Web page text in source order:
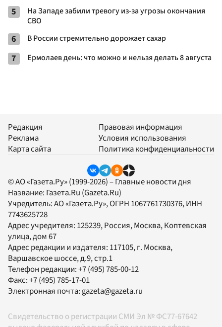
5
На Западе забили тревогу из-за угрозы окончания
СВО
6 В России стремительно дорожает сахар
7 Ермолаев день: что можно и нельзя делать 8 августа
Редакция
Реклама
Карта сайта
Правовая информация
Условия использования
Политика конфиденциальности
© АО «Газета.Ру» (1999-2026) – Главные новости дня
Название: Газета.Ru (Gazeta.Ru)
Учредитель:АО «Газета.Ру», ОГРН 1067761730376, ИНН
7743625728
Адрес учредителя: 125239, Россия, Москва, Коптевская
улица, дом 67
Адрес редакции и издателя: 117105, г. Москва,
Варшавское шоссе, д.9, стр.1
Телефон редакции:+7 (495) 785-00-12
Факс:+7 (495) 785-17-01
Электронная почта:gazeta@gazeta.ru
Свидетельство о регистрации СМИ Эл № ФС77-67642